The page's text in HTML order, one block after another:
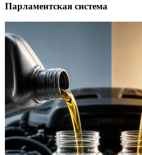
Парламентская система